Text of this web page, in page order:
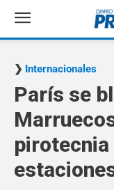
Internacionales
París se